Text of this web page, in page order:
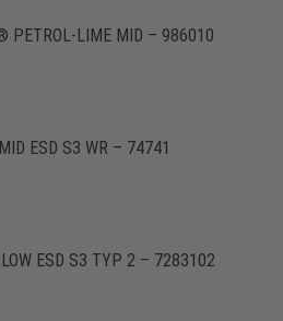
PETROL-LIME MID – 986010
ESD S3 WR – 74741
ESD S3 TYP 2 – 7283102